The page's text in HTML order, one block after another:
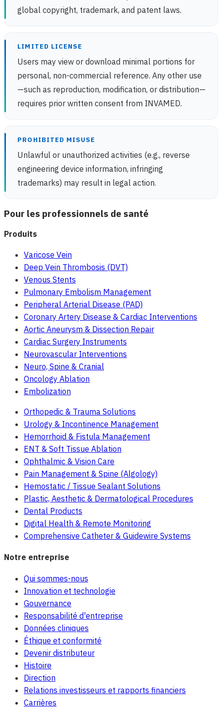
global copyright, trademark, and patent laws.
LIMITED LICENSE
Users may view or download minimal portions for
personal, non-commercial reference. Any other use
—such as reproduction, modification, or distribution—
requires prior written consent from INVAMED.
PROHIBITED MISUSE
Unlawful or unauthorized activities (e.g., reverse
engineering device information, infringing
trademarks) may result in legal action.
Pour les professionnels de santé
Produits
Varicose Vein
Deep Vein Thrombosis (DVT)
Venous Stents
Pulmonary Embolism Management
Peripheral Arterial Disease (PAD)
Coronary Artery Disease & Cardiac Interventions
Aortic Aneurysm & Dissection Repair
Cardiac Surgery Instruments
Neurovascular Interventions
Neuro, Spine & Cranial
Oncology Ablation
Embolization
Orthopedic & Trauma Solutions
Urology & Incontinence Management
Hemorrhoid & Fistula Management
ENT & Soft Tissue Ablation
Ophthalmic & Vision Care
Pain Management & Spine (Algology)
Hemostatic / Tissue Sealant Solutions
Plastic, Aesthetic & Dermatological Procedures
Dental Products
Digital Health & Remote Monitoring
Comprehensive Catheter & Guidewire Systems
Notre entreprise
Qui sommes-nous
Innovation et technologie
Gouvernance
Responsabilité d'entreprise
Données cliniques
Éthique et conformité
Devenir distributeur
Histoire
Direction
Relations investisseurs et rapports financiers
Carrières